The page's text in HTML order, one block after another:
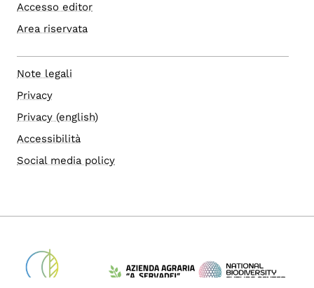
Accesso editor
Area riservata
Note legali
Privacy
Privacy (english)
Accessibilità
Social media policy